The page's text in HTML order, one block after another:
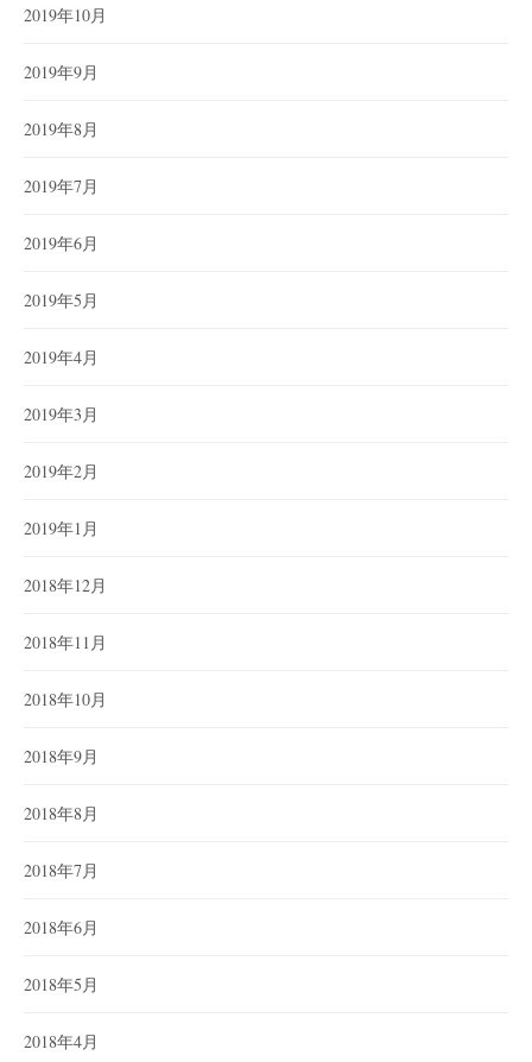
2019年10月
2019年9月
2019年8月
2019年7月
2019年6月
2019年5月
2019年4月
2019年3月
2019年2月
2019年1月
2018年12月
2018年11月
2018年10月
2018年9月
2018年8月
2018年7月
2018年6月
2018年5月
2018年4月